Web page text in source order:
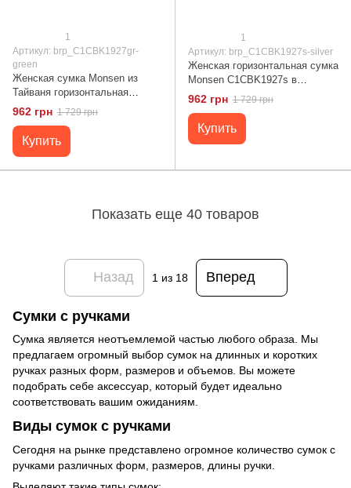
1
Артикул: brp_C1CBK1927gr-
green
Женская сумка Monsen из
Тайваня горизонтальная
средний размер цвет зеленый
962 грн 1 729 грн
Купить
1
Артикул: brp_C1CBK1927s-silver
Женская горизонтальная сумка
Monsen C1CBK1927s в
серебристом цвете из
полиэстера Тайвань
962 грн 1 729 грн
Купить
Показать еще 40 товаров
Назад 1 из 18 Вперед
Сумки с ручками
Сумка является неотъемлемой частью любого образа. Мы
предлагаем огромный выбор сумок на длинных и коротких
ручках разных форм, размеров и объемов. Вы можете
подобрать себе аксессуар, который будет идеально
соответствовать вашим ожиданиям.
Виды сумок с ручками
Сегодня на рынке представлено огромное количество сумок с
ручками различных форм, размеров, длины ручки.